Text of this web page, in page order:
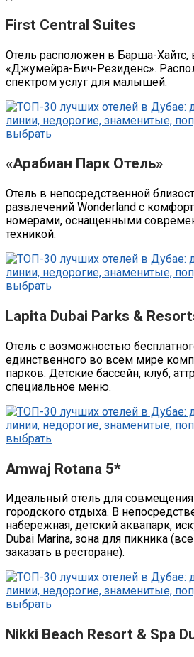
First Central Suites
Отель расположен в Барша-Хайтс,
«Джумейра-Бич-Резиденс».
спектром услуг для малышей.
«Арабиан Парк Отель»
Отель в непосредственной
развлечений Wonderland с
номерами, оснащенными
техникой.
Lapita Dubai Parks &
Отель с возможностью
единственного во всем мире
парков. Детские бассейн, клуб,
специальное меню.
Amwaj Rotana 5*
Идеальный отель для
городского отдыха. В
набережная, детский аквапарк,
Dubai Marina, зона для пикника
заказать в ресторане).
Nikki Beach Resort & Spa